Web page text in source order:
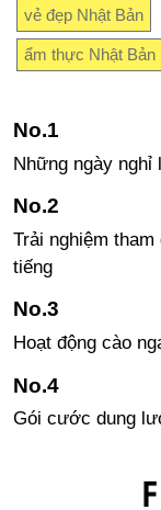
vẻ đẹp Nhật Bản
ẩm thực Nhật Bản
Những ngày nghỉ
Trải nghiệm
tiếng
Hoạt động cào
Gói cước dung
Thiết kế Kimono